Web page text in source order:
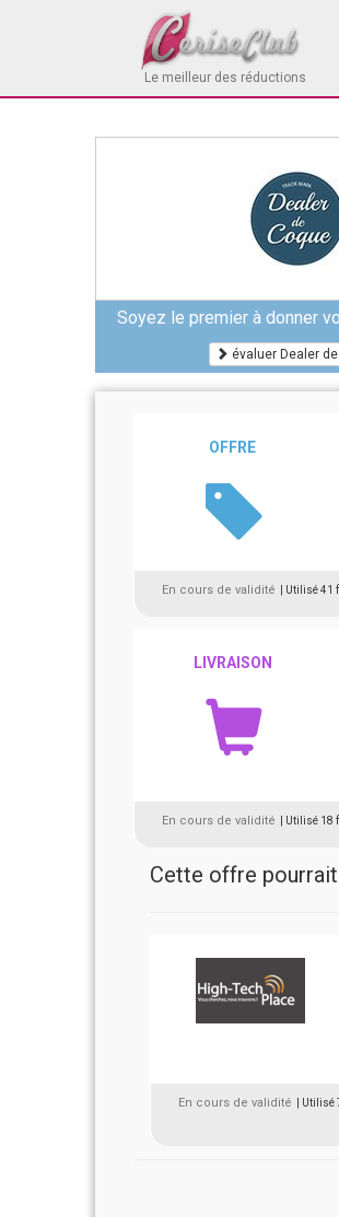
Le meilleur des réductions
Soyez le premier à donner
évaluer Dealer
OFFRE
En cours de validité | Utilisé 41
LIVRAISON
En cours de validité | Utilisé 18
Cette offre
En cours de validité | Utilisé